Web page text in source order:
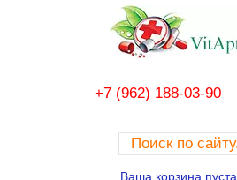
+7 (962) 188-03-90
Ваша корзина пуста.